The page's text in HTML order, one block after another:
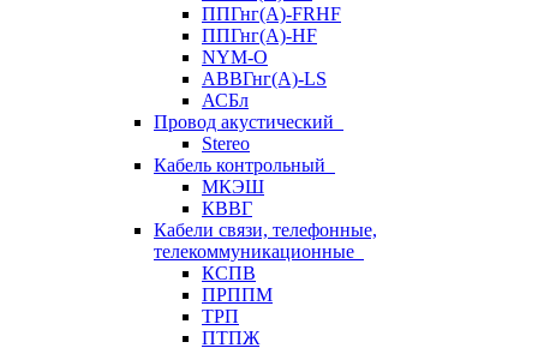
ППГнг(А)-FRHF
ППГнг(А)-HF
NYM-O
АВВГнг(А)-LS
АСБл
Провод акустический
Stereo
Кабель контрольный
МКЭШ
КВВГ
Кабели связи, телефонные,
телекоммуникационные
КСПВ
ПРППМ
ТРП
ПТПЖ